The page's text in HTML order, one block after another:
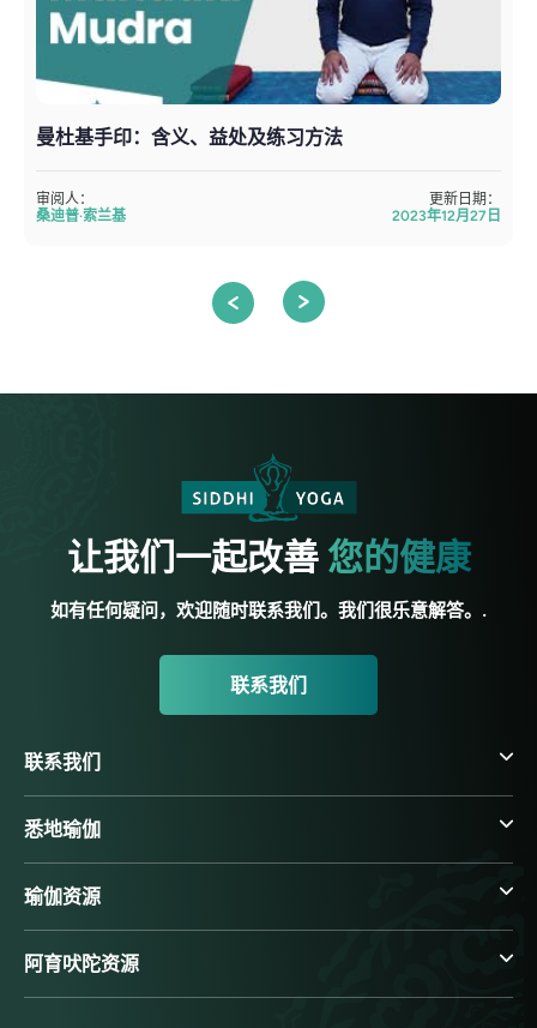
曼杜基手印：含义、益处及练习方法
审阅人：
桑迪普·索兰基
更新日期：
2023年12月27日
让我们一起改善 您的健康
如有任何疑问，欢迎随时联系我们。我们很乐意解答。.
联系我们
联系我们
悉地瑜伽
瑜伽资源
阿育吠陀资源